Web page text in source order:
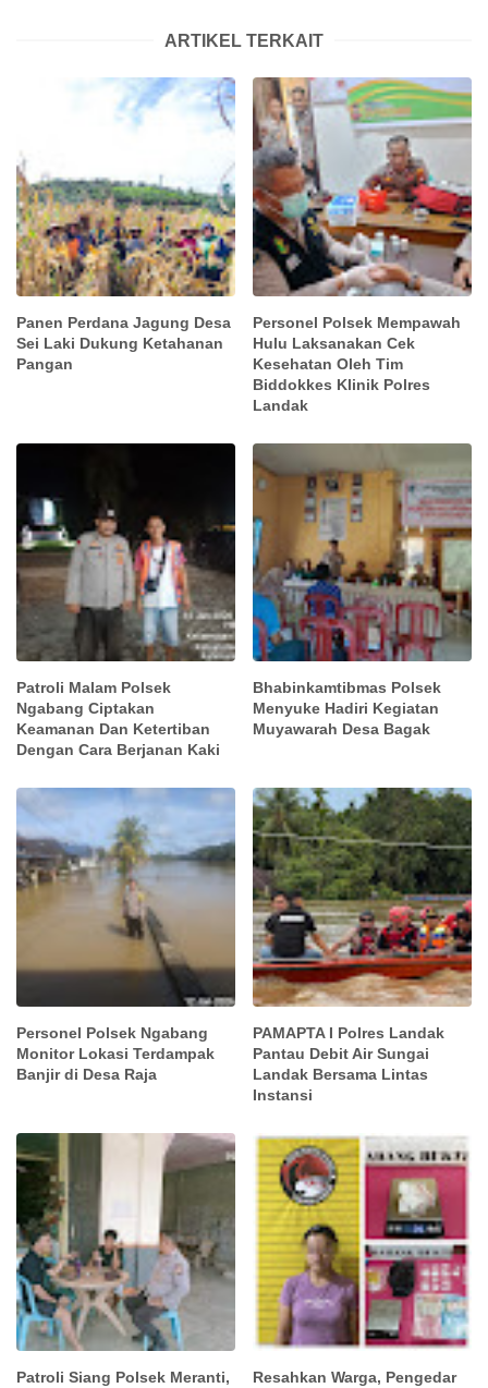
ARTIKEL TERKAIT
Panen Perdana Jagung Desa
Sei Laki Dukung Ketahanan
Pangan
Personel Polsek Mempawah
Hulu Laksanakan Cek
Kesehatan Oleh Tim
Biddokkes Klinik Polres
Landak
Patroli Malam Polsek
Ngabang Ciptakan
Keamanan Dan Ketertiban
Dengan Cara Berjanan Kaki
Bhabinkamtibmas Polsek
Menyuke Hadiri Kegiatan
Muyawarah Desa Bagak
Personel Polsek Ngabang
Monitor Lokasi Terdampak
Banjir di Desa Raja
PAMAPTA I Polres Landak
Pantau Debit Air Sungai
Landak Bersama Lintas
Instansi
Patroli Siang Polsek Meranti,
Resahkan Warga, Pengedar